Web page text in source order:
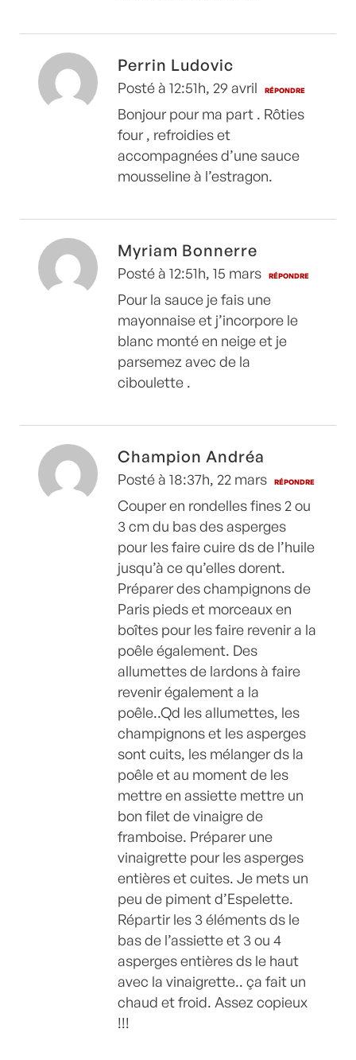
Perrin Ludovic
Posté à 12:51h, 29 avril RÉPONDRE
Bonjour pour ma part . Rôties
four , refroidies et
accompagnées d’une sauce
mousseline à l’estragon.
Myriam Bonnerre
Posté à 12:51h, 15 mars RÉPONDRE
Pour la sauce je fais une
mayonnaise et j’incorpore le
blanc monté en neige et je
parsemez avec de la
ciboulette .
Champion Andréa
Posté à 18:37h, 22 mars RÉPONDRE
Couper en rondelles fines 2 ou
3 cm du bas des asperges
pour les faire cuire ds de l’huile
jusqu’à ce qu’elles dorent.
Préparer des champignons de
Paris pieds et morceaux en
boîtes pour les faire revenir a la
poêle également. Des
allumettes de lardons à faire
revenir également a la
poêle..Qd les allumettes, les
champignons et les asperges
sont cuits, les mélanger ds la
poêle et au moment de les
mettre en assiette mettre un
bon filet de vinaigre de
framboise. Préparer une
vinaigrette pour les asperges
entières et cuites. Je mets un
peu de piment d’Espelette.
Répartir les 3 éléments ds le
bas de l’assiette et 3 ou 4
asperges entières ds le haut
avec la vinaigrette.. ça fait un
chaud et froid. Assez copieux
!!!